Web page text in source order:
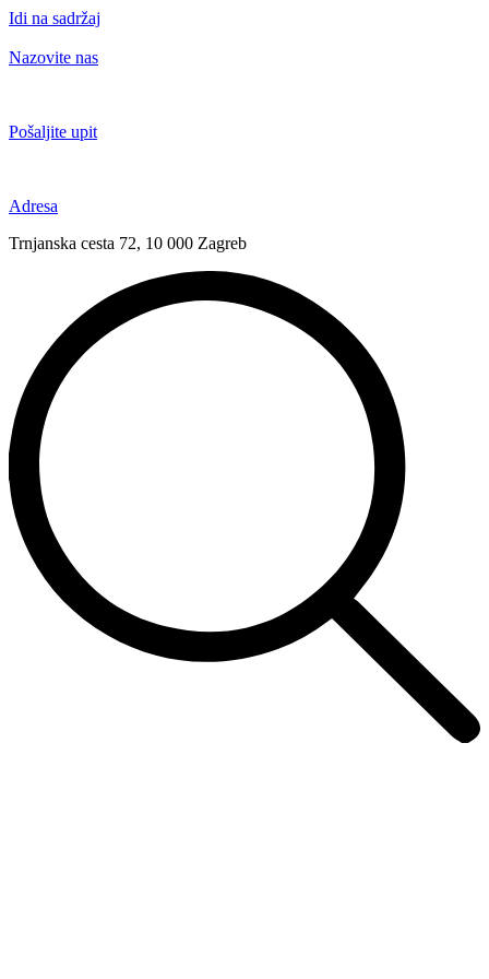
Idi na sadržaj
Nazovite nas
Pošaljite upit
Adresa
Trnjanska cesta 72, 10 000 Zagreb